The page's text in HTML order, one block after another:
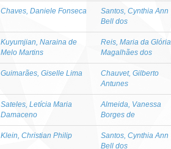
Chaves, Daniele Fonseca
Santos, Cynthia Ann
Bell dos
Kuyumjian, Naraina de
Melo Martins
Reis, Maria da Glória
Magalhães dos
Guimarães, Giselle Lima
Chauvet, Gilberto
Antunes
Sateles, Letícia Maria
Damaceno
Almeida, Vanessa
Borges de
Klein, Christian Philip
Santos, Cynthia Ann
Bell dos